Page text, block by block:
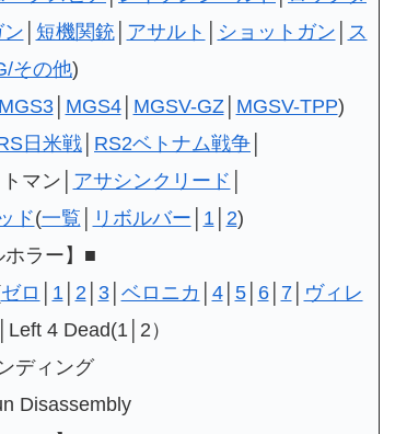
短機関銃│ アサルト ショットガン
ス
その他)
│ MGS4│ MGSV-GZ│ MGSV-TPP)
日米戦 RS2ベトナム戦争
マン│ アサシンクリード
ド(一覧 リボルバー 1 2)
ラー】■
ゼロ 1 2 3│ ベロニカ 4│ 5│ 6│ 7│
ヴィレ
4 Dead(1│2）
ディング
Disassembly